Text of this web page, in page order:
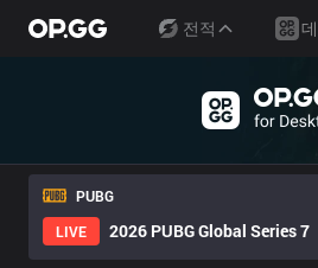
전적
PUBG
LIVE
2026 PUBG Global Series 7